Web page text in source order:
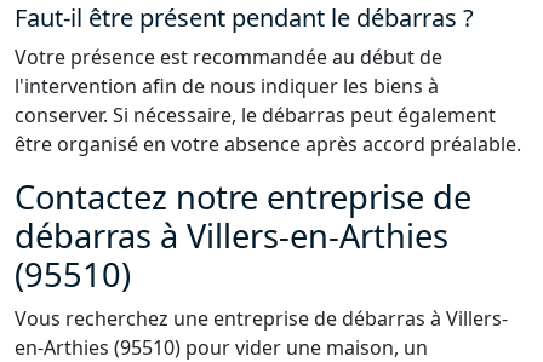
Faut-il être présent pendant le débarras ?
Votre présence est recommandée au début de
l'intervention afin de nous indiquer les biens à
conserver. Si nécessaire, le débarras peut également
être organisé en votre absence après accord préalable.
Contactez notre entreprise de
débarras à Villers-en-Arthies
(95510)
Vous recherchez une entreprise de débarras à Villers-
en-Arthies (95510) pour vider une maison, un